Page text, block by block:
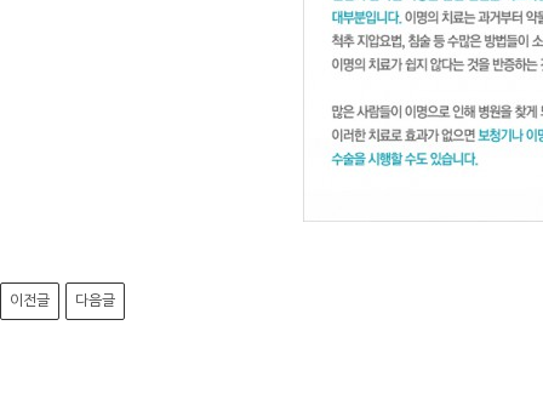
이전글 다음글